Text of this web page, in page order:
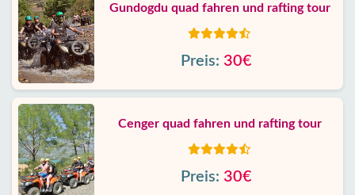
Gundogdu quad fahren und rafting tour
Preis: 30€
Cenger quad fahren und rafting tour
Preis: 30€